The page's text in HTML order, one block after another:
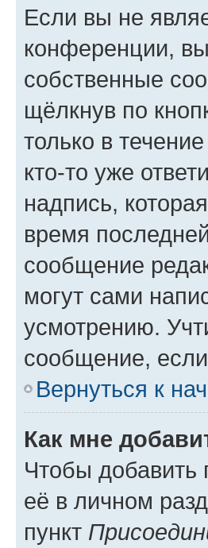
Если вы не
конференции,
собственные
щёлкнув по
только в
кто-то уже
надпись,
время
сообщение
могут сами
усмотрению.
сообщение, если
Вернуться к
Как мне
Чтобы добавить
её в личном
пункт